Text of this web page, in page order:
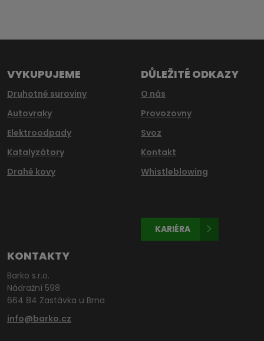
nepodařilo
VYKUPUJEME
Druhotné suroviny
Autovraky
Elektroodpady
Katalyzátory
Drahé kovy
DŮLEŽITÉ ODKAZY
O nás
Provozovny
Svoz
Kontakt
Whistleblowing
KARIÉRA
KONTAKTY
Barko s.r.o.
Nádražní 598
664 84 Zastávka u Brna
info@barko.cz